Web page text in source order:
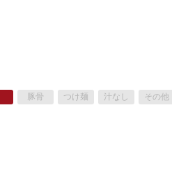
豚骨 つけ麺 汁なし
その他